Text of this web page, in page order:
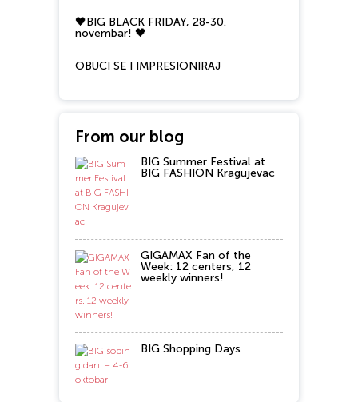
🖤BIG BLACK FRIDAY, 28-30.
novembar! 🖤
OBUCI SE I IMPRESIONIRAJ
From our blog
BIG Summer Festival at
BIG FASHION Kragujevac
GIGAMAX Fan of the
Week: 12 centers, 12
weekly winners!
BIG Shopping Days